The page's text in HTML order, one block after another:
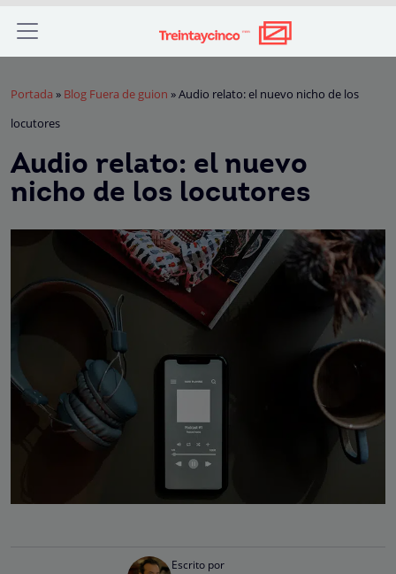
Portada » Blog Fuera de guion »Audio relato: el nuevo nicho de los
locutores
Audio relato: el nuevo
nicho de los locutores
Escrito por